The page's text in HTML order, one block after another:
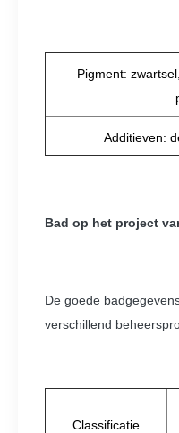
Pigment:
Additieven:
Bad op het project
De goede
verschillend
Classificatie